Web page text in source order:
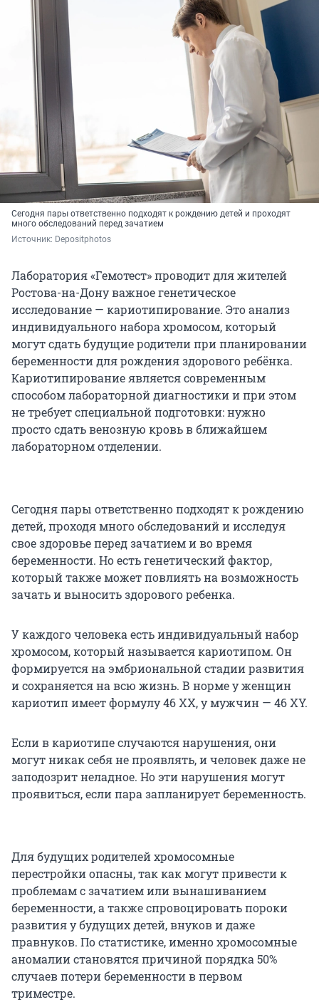
Сегодня пары ответственно подходят к рождению детей и проходят
много обследований перед зачатием
Источник: Depositphotos
Лаборатория «Гемотест» проводит для жителей
Ростова-на-Дону важное генетическое
исследование — кариотипирование. Это анализ
индивидуального набора хромосом, который
могут сдать будущие родители при планировании
беременности для рождения здорового ребёнка.
Кариотипирование является современным
способом лабораторной диагностики и при этом
не требует специальной подготовки: нужно
просто сдать венозную кровь в ближайшем
лабораторном отделении.
Сегодня пары ответственно подходят к рождению
детей, проходя много обследований и исследуя
свое здоровье перед зачатием и во время
беременности. Но есть генетический фактор,
который также может повлиять на возможность
зачать и выносить здорового ребенка.
У каждого человека есть индивидуальный набор
хромосом, который называется кариотипом. Он
формируется на эмбриональной стадии развития
и сохраняется на всю жизнь. В норме у женщин
кариотип имеет формулу 46 ХХ, у мужчин — 46 ХY.
Если в кариотипе случаются нарушения, они
могут никак себя не проявлять, и человек даже не
заподозрит неладное. Но эти нарушения могут
проявиться, если пара запланирует беременность.
Для будущих родителей хромосомные
перестройки опасны, так как могут привести к
проблемам с зачатием или вынашиванием
беременности, а также спровоцировать пороки
развития у будущих детей, внуков и даже
правнуков. По статистике, именно хромосомные
аномалии становятся причиной порядка 50%
случаев потери беременности в первом
триместре.